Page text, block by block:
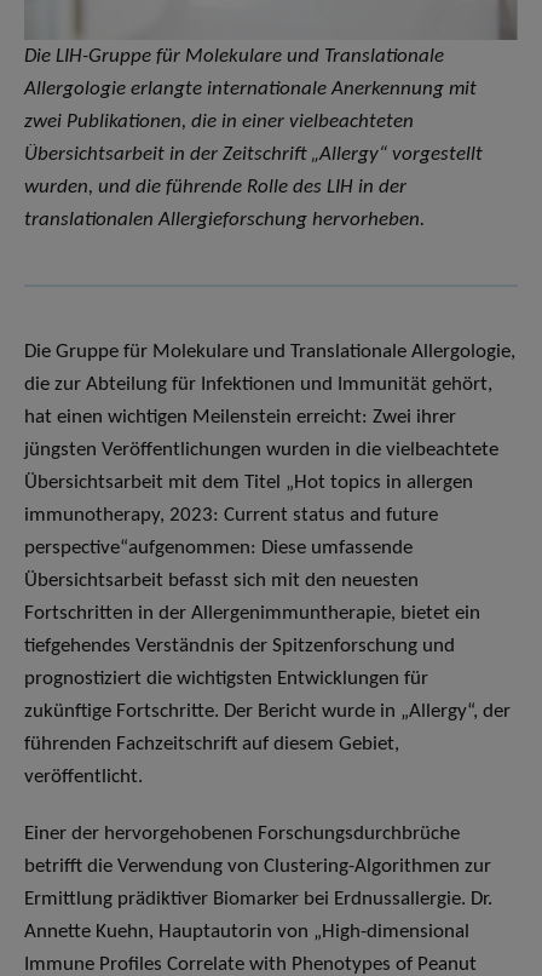
Die LIH-Gruppe für Molekulare und Translationale
Allergologie erlangte internationale Anerkennung mit
zwei Publikationen, die in einer vielbeachteten
Übersichtsarbeit in der Zeitschrift „Allergy“ vorgestellt
wurden, und die führende Rolle des LIH in der
translationalen Allergieforschung hervorheben.
Die Gruppe für Molekulare und Translationale Allergologie,
die zur Abteilung für Infektionen und Immunität gehört,
hat einen wichtigen Meilenstein erreicht: Zwei ihrer
jüngsten Veröffentlichungen wurden in die vielbeachtete
Übersichtsarbeit mit dem Titel „Hot topics in allergen
immunotherapy, 2023: Current status and future
perspective“aufgenommen: Diese umfassende
Übersichtsarbeit befasst sich mit den neuesten
Fortschritten in der Allergenimmuntherapie, bietet ein
tiefgehendes Verständnis der Spitzenforschung und
prognostiziert die wichtigsten Entwicklungen für
zukünftige Fortschritte. Der Bericht wurde in „Allergy“, der
führenden Fachzeitschrift auf diesem Gebiet,
veröffentlicht.
Einer der hervorgehobenen Forschungsdurchbrüche
betrifft die Verwendung von Clustering-Algorithmen zur
Ermittlung prädiktiver Biomarker bei Erdnussallergie. Dr.
Annette Kuehn, Hauptautorin von „High-dimensional
Immune Profiles Correlate with Phenotypes of Peanut